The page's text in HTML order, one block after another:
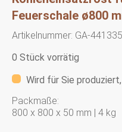
Feuerschale ø800
Artikelnummer: GA-
0 Stück vorrätig
Wird für Sie
Packmaße:
800 x 800 x 50 mm | 4 kg